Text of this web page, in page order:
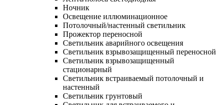
Ночник
Освещение иллюминационное
Потолочный/настенный светильник
Прожектор переносной
Светильник аварийного освещения
Светильник взрывозащищенный переносной
Светильник взрывозащищенный
стационарный
Светильник встраиваемый потолочный и
настенный
Светильник грунтовый